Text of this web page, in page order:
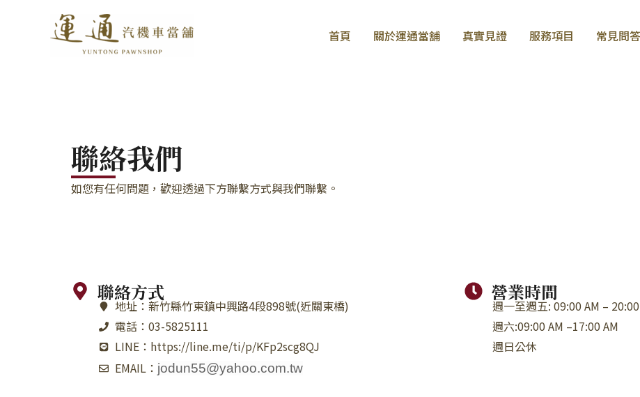
首頁 關於運通當舖 真實見證 服務項目 常見問答
聯絡我們
如您有任何問題，歡迎透過下方聯繫方式與我們聯繫。
聯絡方式
地址：新竹縣竹東鎮中興路4段898號(近關東橋)
電話：03-5825111
LINE：https://line.me/ti/p/KFp2scg8QJ
EMAIL： jodun55@yahoo.com.tw
營業時間
週一至週五: 09:00 AM –
週六:09:00 AM –17:00 AM
週日公休